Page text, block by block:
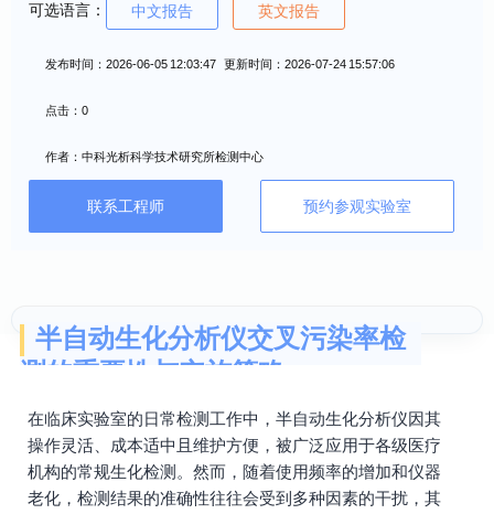
可选语言： 中文报告 英文报告
发布时间：2026-06-05 12:03:47 更新时间：2026-07-24 15:57:06
点击：0
作者：中科光析科学技术研究所检测中心
联系工程师 预约参观实验室
半自动生化分析仪交叉污染率检
测的重要性与实施策略
在临床实验室的日常检测工作中，半自动生化分析仪因其
操作灵活、成本适中且维护方便，被广泛应用于各级医疗
机构的常规生化检测。然而，随着使用频率的增加和仪器
老化，检测结果的准确性往往会受到多种因素的干扰，其